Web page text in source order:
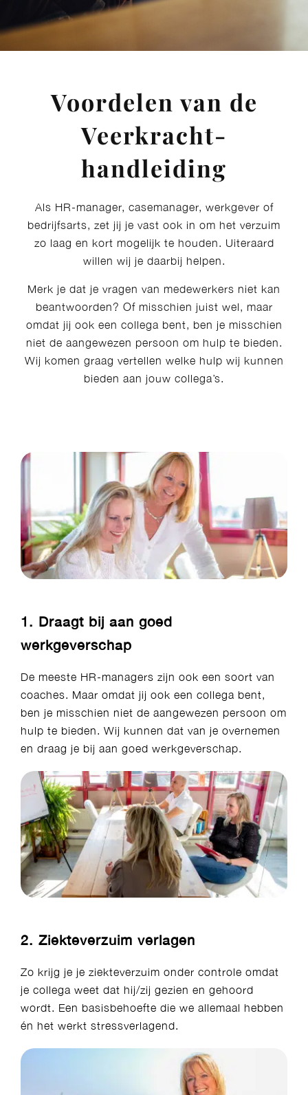
Voordelen van de
Veerkracht-
handleiding
Als HR-manager, casemanager, werkgever of
bedrijfsarts, zet jij je vast ook in om het verzuim
zo laag en kort mogelijk te houden. Uiteraard
willen wij je daarbij helpen.
Merk je dat je vragen van medewerkers niet kan
beantwoorden? Of misschien juist wel, maar
omdat jij ook een collega bent, ben je misschien
niet de aangewezen persoon om hulp te bieden.
Wij komen graag vertellen welke hulp wij kunnen
bieden aan jouw collega’s.
1. Draagt bij aan goed
werkgeverschap​
De meeste HR-managers zijn ook een soort van
coaches. Maar omdat jij ook een collega bent,
ben je misschien niet de aangewezen persoon om
hulp te bieden. Wij kunnen dat van je overnemen
en draag je bij aan goed werkgeverschap.​
2. Ziekteverzuim verlagen​
Zo krijg je je ziekteverzuim onder controle omdat
je collega weet dat hij/zij gezien en gehoord
wordt. Een basisbehoefte die we allemaal hebben
én het werkt stressverlagend.​